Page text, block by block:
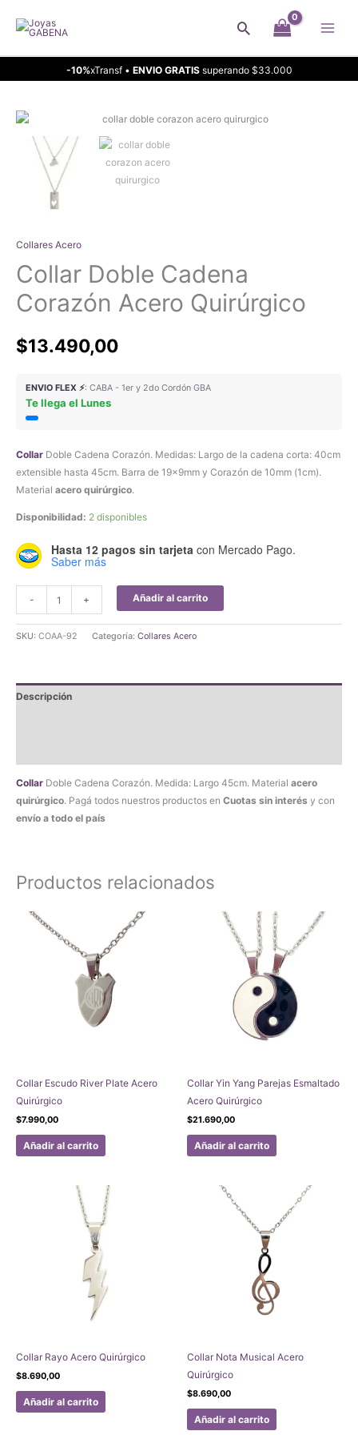
Buscar
-10%xTransf • ENVIO GRATISsuperando $33.000
Collares Acero
Collar Doble Cadena
Corazón Acero Quirúrgico
$13.490,00
ENVIO FLEX ⚡: CABA - 1er y 2do Cordón GBA
Te llega el Lunes
Collar Doble Cadena Corazón. Medidas: Largo de la cadena corta: 40cm
extensible hasta 45cm. Barra de 19x9mm y Corazón de 10mm (1cm).
Material acero quirúrgico.
Disponibilidad: 2 disponibles
Hasta 12 pagos sin tarjeta con Mercado Pago.
Saber más
-
Doble
Cadena
Quirúrgico
cantidad
+ Añadir al carrito
SKU: COAA-92 Categoría: Collares Acero
Descripción
Collar Doble Cadena Corazón. Medida: Largo 45cm. Material acero
quirúrgico. Pagá todos nuestros productos en Cuotas sin interés y con
envío a todo el país
Productos relacionados
Collar Escudo River Plate Acero
Quirúrgico
$7.990,00
Añadir al carrito
Collar Yin Yang Parejas Esmaltado
Acero Quirúrgico
$21.690,00
Añadir al carrito
Collar Rayo Acero Quirúrgico
$8.690,00
Añadir al carrito
Collar Nota Musical Acero
Quirúrgico
$8.690,00
Añadir al carrito